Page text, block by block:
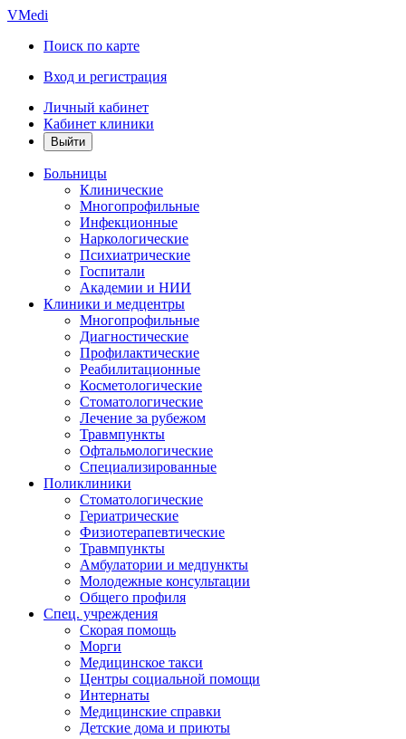
VMedi
Поиск по карте
Вход и регистрация
Личный кабинет
Кабинет клиники
Больницы
Клинические
Многопрофильные
Инфекционные
Наркологические
Психиатрические
Госпитали
Академии и НИИ
Клиники и медцентры
Многопрофильные
Диагностические
Профилактические
Реабилитационные
Косметологические
Стоматологические
Лечение за рубежом
Травмпункты
Офтальмологические
Специализированные
Поликлиники
Стоматологические
Гериатрические
Физиотерапевтические
Травмпункты
Амбулатории и медпункты
Молодежные консультации
Общего профиля
Спец. учреждения
Скорая помощь
Морги
Медицинское такси
Центры социальной помощи
Интернаты
Медицинские справки
Детские дома и приюты